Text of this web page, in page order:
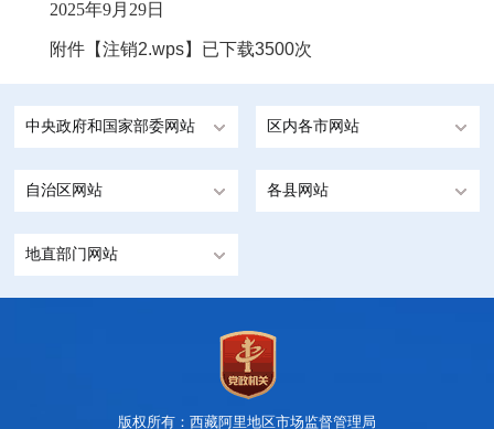
2025年9月29日
附件【注销2.wps】已下载3500次
中央政府和国家部委网站 区内各市网站
自治区网站 各县网站
地直部门网站
版权所有：西藏阿里地区市场监督管理局